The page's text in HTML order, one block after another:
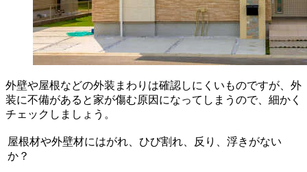
外壁や屋根などの外装まわりは確認しにくいものですが、外
装に不備があると家が傷む原因になってしまうので、細かく
チェックしましょう。
屋根材や外壁材にはがれ、ひび割れ、反り、浮きがない
か？